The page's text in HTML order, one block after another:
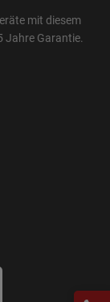
mit diesem
Jahre Garantie.